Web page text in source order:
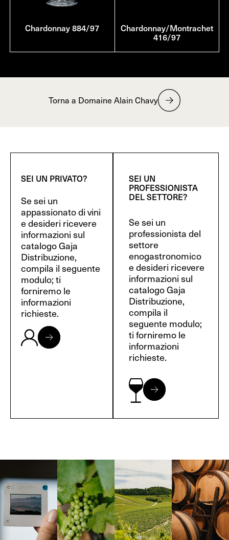
Chardonnay 884/97 Chardonnay/Montrachet
416/97
Torna a Domaine Alain Chavy
SEI UN PRIVATO?
Se sei un
appassionato di vini
e desideri ricevere
informazioni sul
catalogo Gaja
Distribuzione,
compila il seguente
modulo; ti
forniremo le
informazioni
richieste.
SEI UN
PROFESSIONISTA
DEL SETTORE?
Se sei un
professionista del
settore
enogastronomico
e desideri ricevere
informazioni sul
catalogo Gaja
Distribuzione,
compila il
seguente modulo;
ti forniremo le
informazioni
richieste.
Langa, 1977 Borgogna,
Francia
Borgogna,
Francia
Instagram